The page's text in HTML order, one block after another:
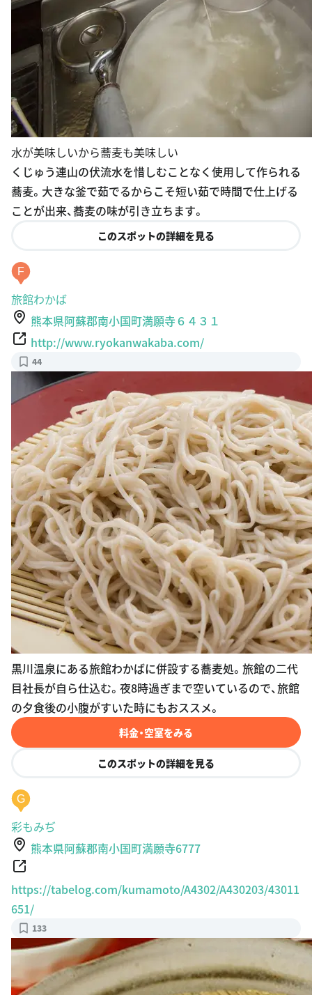
水が美味しいから蕎麦も美味しい
くじゅう連山の伏流水を惜しむことなく使用して作られる
蕎麦。大きな釜で茹でるからこそ短い茹で時間で仕上げる
ことが出来、蕎麦の味が引き立ちます。
このスポットの詳細を見る
F
旅館わかば
熊本県阿蘇郡南小国町満願寺６４３１
http://www.ryokanwakaba.com/
44
黒川温泉にある旅館わかばに併設する蕎麦処。旅館の二代
目社長が自ら仕込む。夜8時過ぎまで空いているので、旅館
の夕食後の小腹がすいた時にもおススメ。
料金・空室をみる
このスポットの詳細を見る
G
彩もみぢ
熊本県阿蘇郡南小国町満願寺6777
https://tabelog.com/kumamoto/A4302/A430203/43011
651/
133